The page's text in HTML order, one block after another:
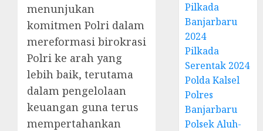
menunjukan
komitmen Polri dalam
mereformasi birokrasi
Polri ke arah yang
lebih baik, terutama
dalam pengelolaan
keuangan guna terus
mempertahankan
Pilkada
Banjarbaru
2024
Pilkada
Serentak 2024
Polda Kalsel
Polres
Banjarbaru
Polsek Aluh-